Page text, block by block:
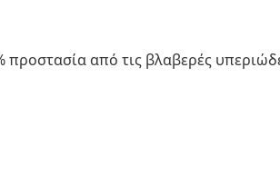
από τις βλαβερές